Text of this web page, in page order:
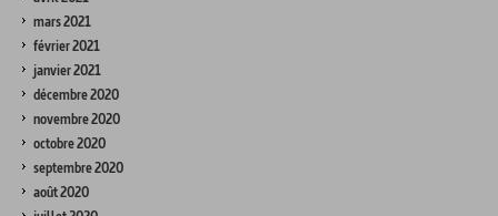
mars 2021
février 2021
janvier 2021
décembre 2020
novembre 2020
octobre 2020
septembre 2020
août 2020